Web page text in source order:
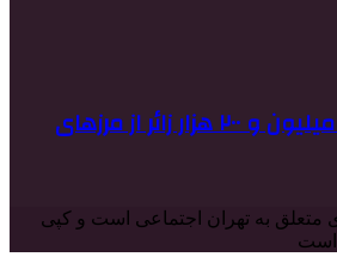
تردد بیش از یک میلیون و ۲۰۰ هزار زائر از مرزهای
متعلق به تهران اجتماعی است و کپی
است